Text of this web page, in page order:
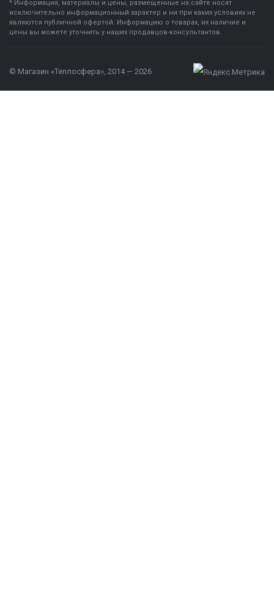
* Информация, материалы и цены, размещенные на сайте носят
исключительно информационный характер и ни при каких условиях не
являются публичной офертой. Информацию о товарах, их наличие и
цены вы можете уточнить у наших продавцов-консультантов.
© Магазин «Теплосфера», 2014 — 2026